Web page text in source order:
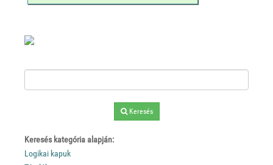
Keresés
Keresés kategória alapján:
Logikai kapuk